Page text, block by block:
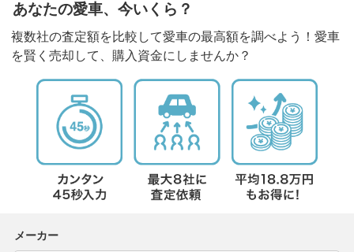
あなたの愛車、今いくら？
複数社の査定額を比較して愛車の最高額を調べよう！愛車
を賢く売却して、購入資金にしませんか？
メーカー